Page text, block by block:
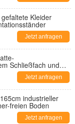
Kleider
Jetzt anfragen
Schließfach und
Jetzt anfragen
industrieller
freien Boden
Jetzt anfragen